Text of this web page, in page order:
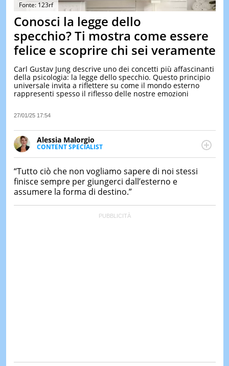
&
TEST
&
LE
DI
IERI
Fonte: 123rf
Conosci la legge dello
specchio? Ti mostra come essere
felice e scoprire chi sei veramente
Carl Gustav Jung descrive uno dei concetti più affascinanti
della psicologia: la legge dello specchio. Questo principio
universale invita a riflettere su come il mondo esterno
rappresenti spesso il riflesso delle nostre emozioni
27/01/25 17:54
Alessia Malorgio
CONTENT SPECIALIST
Ha conseguito un Master in Marketing Management
occupa della creazione di contenuti in ottica SEO e
dello sviluppo di strategie marketing attraverso
canali digitali.
“Tutto ciò che non vogliamo sapere di noi stessi
finisce sempre per giungerci dall’esterno e
assumere la forma di destino.”